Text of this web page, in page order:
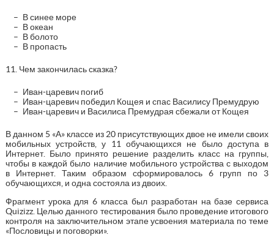
В синее море
В океан
В болото
В пропасть
11. Чем закончилась сказка?
Иван-царевич погиб
Иван-царевич победил Кощея и спас Василису Премудрую
Иван-царевич и Василиса Премудрая сбежали от Кощея
В данном 5 «А» классе из 20 присутствующих двое не имели своих
мобильных устройств, у 11 обучающихся не было доступа в
Интернет. Было принято решение разделить класс на группы,
чтобы в каждой было наличие мобильного устройства с выходом
в Интернет. Таким образом сформировалось 6 групп по 3
обучающихся, и одна состояла из двоих.
Фрагмент урока для 6 класса был разработан на базе сервиса
Quizizz. Целью данного тестирования было проведение итогового
контроля на заключительном этапе усвоения материала по теме
«Пословицы и поговорки».